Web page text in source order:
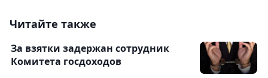
Читайте также
За взятки задержан сотрудник
Комитета госдоходов